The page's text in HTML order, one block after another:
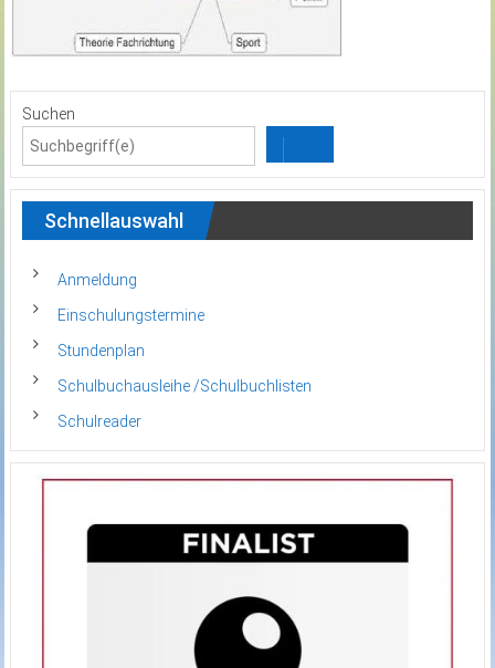
Suchen
Schnellauswahl
Anmeldung
Einschulungstermine
Stundenplan
Schulbuchausleihe /Schulbuchlisten
Schulreader